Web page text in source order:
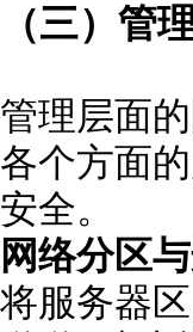
（三）管
管理层面
各个方面
安全。
网络分区
将服务器